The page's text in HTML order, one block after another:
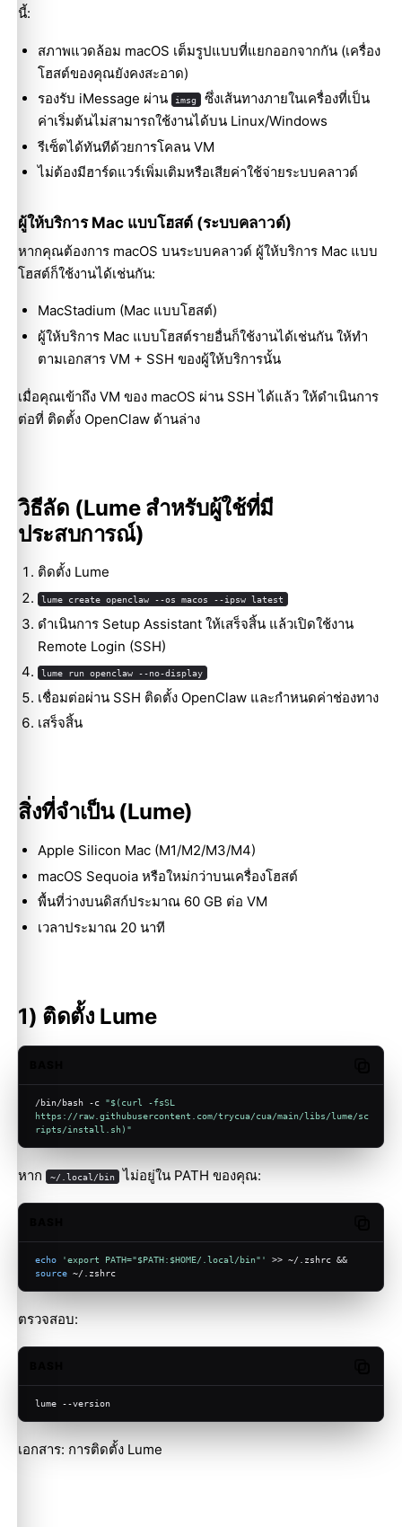
นี้:
สภาพแวดล้อม macOS เต็มรูปแบบที่แยกออกจากกัน (เครื่อง
โฮสต์ของคุณยังคงสะอาด)
รองรับ iMessage ผ่าน
imsg
ซึ่งเส้นทางภายในเครื่องที่เป็น
ค่าเริ่มต้นไม่สามารถใช้งานได้บน Linux/Windows
รีเซ็ตได้ทันทีด้วยการโคลน VM
ไม่ต้องมีฮาร์ดแวร์เพิ่มเติมหรือเสียค่าใช้จ่ายระบบคลาวด์
ผู้ให้บริการ Mac แบบโฮสต์ (ระบบคลาวด์)
หากคุณต้องการ macOS บนระบบคลาวด์ ผู้ให้บริการ Mac แบบ
โฮสต์ก็ใช้งานได้เช่นกัน:
MacStadium (Mac แบบโฮสต์)
ผู้ให้บริการ Mac แบบโฮสต์รายอื่นก็ใช้งานได้เช่นกัน ให้ทำ
ตามเอกสาร VM + SSH ของผู้ให้บริการนั้น
เมื่อคุณเข้าถึง VM ของ macOS ผ่าน SSH ได้แล้ว ให้ดำเนินการ
ต่อที่ ติดตั้ง OpenClaw ด้านล่าง
วิธีลัด (Lume สำหรับผู้ใช้ที่มี
ประสบการณ์)
ติดตั้ง Lume
lume create openclaw --os macos --ipsw latest
ดำเนินการ Setup Assistant ให้เสร็จสิ้น แล้วเปิดใช้งาน
Remote Login (SSH)
lume run openclaw --no-display
เชื่อมต่อผ่าน SSH ติดตั้ง OpenClaw และกำหนดค่าช่องทาง
เสร็จสิ้น
สิ่งที่จำเป็น (Lume)
Apple Silicon Mac (M1/M2/M3/M4)
macOS Sequoia หรือใหม่กว่าบนเครื่องโฮสต์
พื้นที่ว่างบนดิสก์ประมาณ 60 GB ต่อ VM
เวลาประมาณ 20 นาที
1) ติดตั้ง Lume
/bin/bash -c "$(curl -fsSL
https://raw.githubusercontent.com/trycua/cua/main/libs/lume/sc
ripts/install.sh) "
หาก ~/.local/bin ไม่อยู่ใน PATH ของคุณ:
echo 'export PATH="$PATH:$HOME/.local/bin"'
source ~/.zshrc
ตรวจสอบ:
lume --version
เอกสาร: การติดตั้ง Lume